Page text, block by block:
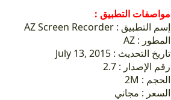
مواصفات التطبيق :
إسم التطبيق : AZ Screen Recorder
المطور : AZ
تاريخ التحديث : July 13, 2015
رقم الإصدار : 2.7
الحجم : 2M
السعر : مجاني